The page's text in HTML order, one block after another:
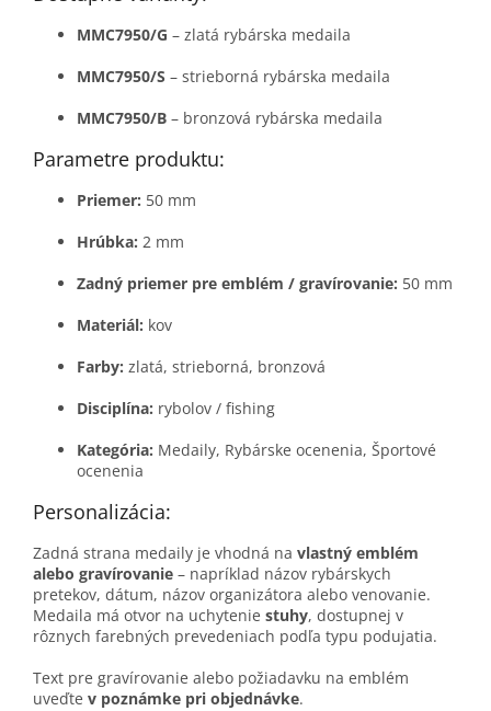
MMC7950/G – zlatá rybárska medaila
MMC7950/S – strieborná rybárska medaila
MMC7950/B – bronzová rybárska medaila
Parametre produktu:
Priemer: 50 mm
Hrúbka: 2 mm
Zadný priemer pre emblém / gravírovanie: 50 mm
Materiál: kov
Farby: zlatá, strieborná, bronzová
Disciplína: rybolov / fishing
Kategória: Medaily, Rybárske ocenenia, Športové
ocenenia
Personalizácia:
Zadná strana medaily je vhodná na vlastný emblém
alebo gravírovanie – napríklad názov rybárskych
pretekov, dátum, názov organizátora alebo venovanie.
Medaila má otvor na uchytenie stuhy, dostupnej v
rôznych farebných prevedeniach podľa typu podujatia.
Text pre gravírovanie alebo požiadavku na emblém
uveďte v poznámke pri objednávke.